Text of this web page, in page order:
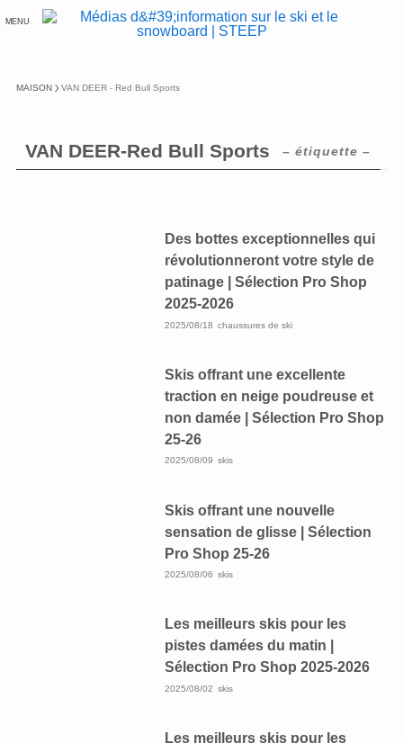
MENU
MAISON VAN DEER - Red Bull Sports
VAN DEER-Red Bull Sports – étiquette –
Des bottes exceptionnelles qui
révolutionneront votre style de
patinage | Sélection Pro Shop
2025-2026
2025/08/18 chaussures de ski
Skis offrant une excellente
traction en neige poudreuse et
non damée | Sélection Pro Shop
25-26
2025/08/09 skis
Skis offrant une nouvelle
sensation de glisse | Sélection
Pro Shop 25-26
2025/08/06 skis
Les meilleurs skis pour les
pistes damées du matin |
Sélection Pro Shop 2025-2026
2025/08/02 skis
Les meilleurs skis pour les